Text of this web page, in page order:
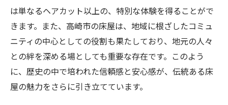
提案力
仕事もプライベートも満足の床屋スタイル
高崎市の床屋で実現するライフスタイル重
視の髪型
生活に寄り添う高崎市の床屋のスタイルア
は単なるヘアカット以上の、特別な体験を得ることがで
きます。また、高崎市の床屋は、地域に根ざしたコミュ
ニティの中心としての役割も果たしており、地元の人々
との絆を深める場としても重要な存在です。このよう
に、歴史の中で培われた信頼感と安心感が、伝統ある床
屋の魅力をさらに引き立てています。